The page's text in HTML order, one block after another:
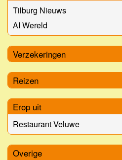
Tilburg Nieuws
AI Wereld
Verzekeringen
Reizen
Erop uit
Restaurant Veluwe
Overige